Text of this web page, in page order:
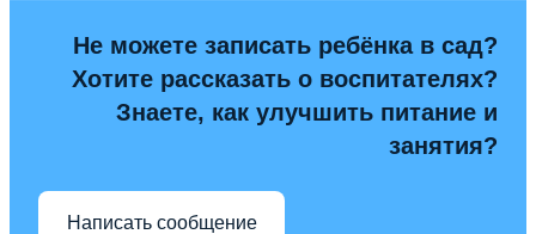
Не можете записать ребёнка в сад?
Хотите рассказать о воспитателях?
Знаете, как улучшить питание и
занятия?
Написать сообщение